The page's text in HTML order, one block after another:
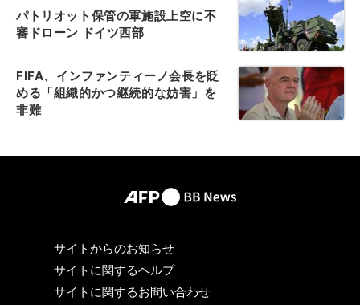
パトリオット保管の軍施設上空に不
審ドローン ドイツ西部
FIFA、インファンティーノ会長を貶
める「組織的かつ継続的な妨害」を
非難
サイトからのお知らせ
サイトに関するヘルプ
サイトに関するお問い合わせ